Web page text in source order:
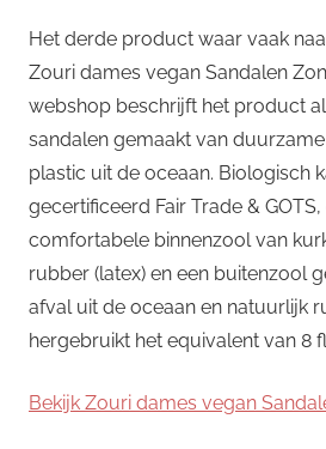
Het derde product waar vaak
Zouri dames vegan Sandalen
webshop beschrijft het product
sandalen gemaakt van
plastic uit de oceaan. Biologisch
gecertificeerd Fair Trade &
comfortabele binnenzool van
rubber (latex) en een buitenzool
afval uit de oceaan en natuurlijk
hergebruikt het equivalent van 8
Bekijk Zouri dames vegan